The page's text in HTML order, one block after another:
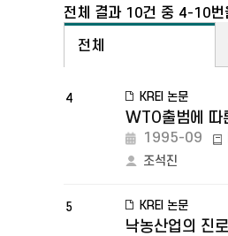
전체 결과 10건 중 4-10번
전체
4 KREI 논문
WTO출범에 따
1995-09
조석진
5 KREI 논문
낙농산업의 진